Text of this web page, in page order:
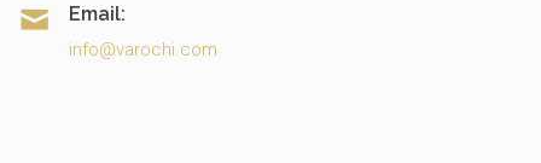
Email:
info@varochi.com